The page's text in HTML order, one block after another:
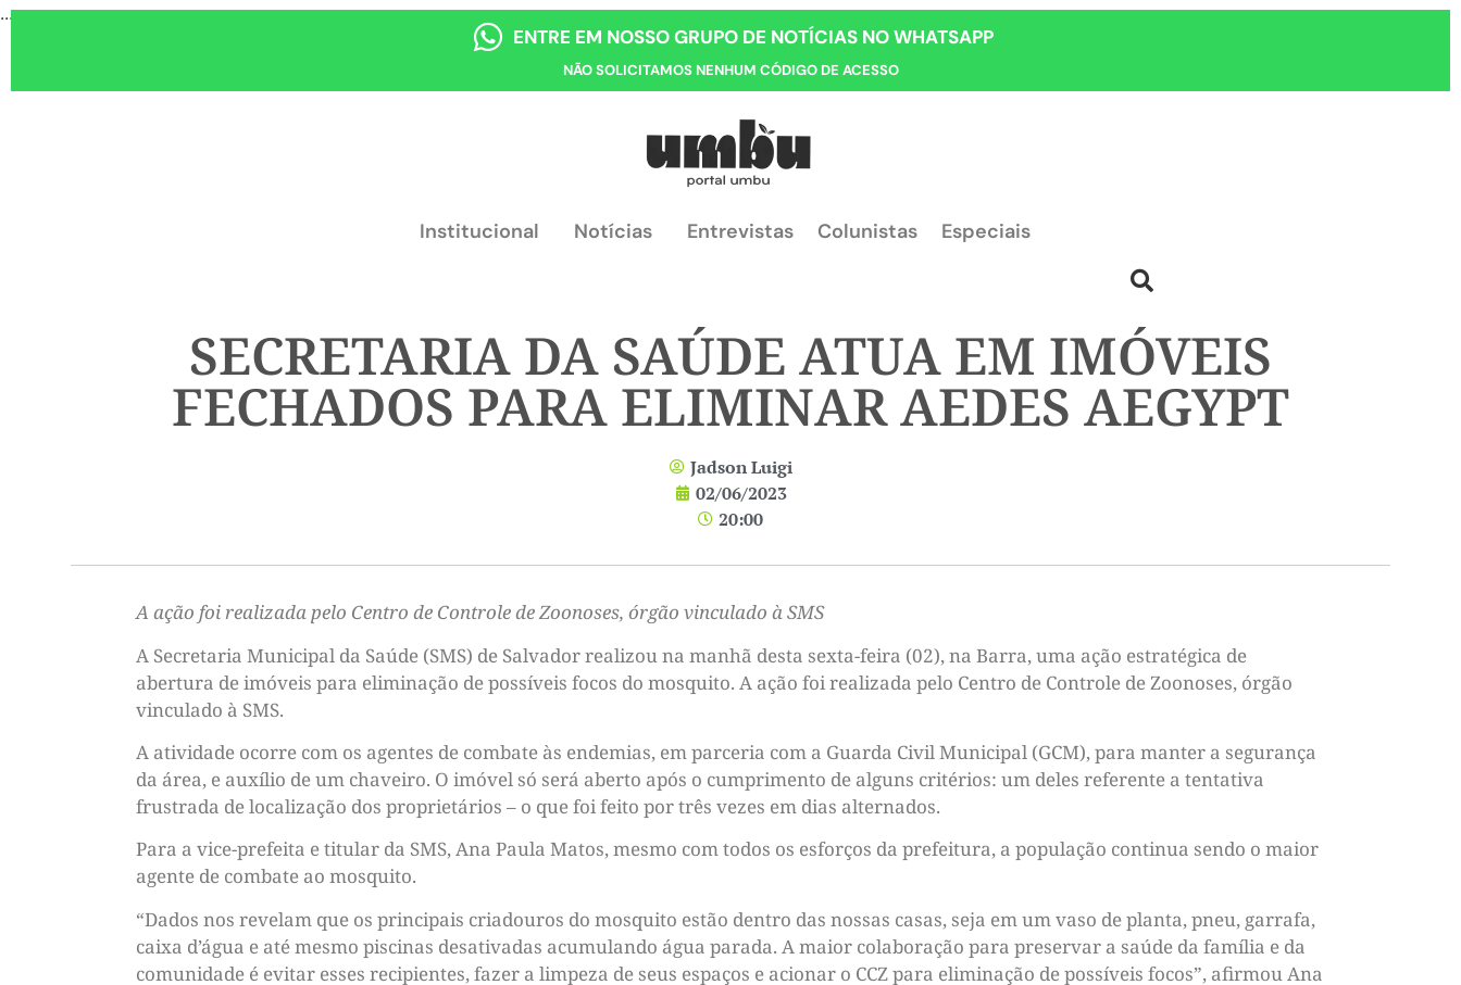
...
ENTRE EM NOSSO GRUPO DE NOTÍCIAS NO WHATSAPP
NÃO SOLICITAMOS NENHUM CÓDIGO DE ACESSO
Institucional Notícias Entrevistas Colunistas Especiais
SECRETARIA DA SAÚDE ATUA EM IMÓVEIS
FECHADOS PARA ELIMINAR AEDES AEGYPT
Jadson Luigi
02/06/2023
20:00
A ação foi realizada pelo Centro de Controle de Zoonoses, órgão vinculado à SMS
A Secretaria Municipal da Saúde (SMS) de Salvador realizou na manhã desta sexta-feira (02), na Barra, uma ação estratégica de
abertura de imóveis para eliminação de possíveis focos do mosquito. A ação foi realizada pelo Centro de Controle de Zoonoses, órgão
vinculado à SMS.
A atividade ocorre com os agentes de combate às endemias, em parceria com a Guarda Civil Municipal (GCM), para manter a segurança
da área, e auxílio de um chaveiro. O imóvel só será aberto após o cumprimento de alguns critérios: um deles referente a tentativa
frustrada de localização dos proprietários – o que foi feito por três vezes em dias alternados.
Para a vice-prefeita e titular da SMS, Ana Paula Matos, mesmo com todos os esforços da prefeitura, a população continua sendo o maior
agente de combate ao mosquito.
“Dados nos revelam que os principais criadouros do mosquito estão dentro das nossas casas, seja em um vaso de planta, pneu, garrafa,
caixa d’água e até mesmo piscinas desativadas acumulando água parada. A maior colaboração para preservar a saúde da família e da
comunidade é evitar esses recipientes, fazer a limpeza de seus espaços e acionar o CCZ para eliminação de possíveis focos”, afirmou Ana